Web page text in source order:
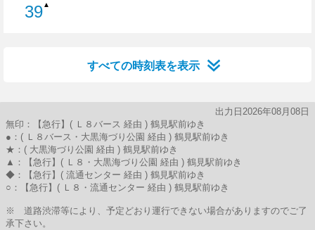
39▲
すべての時刻表を表示
出力日2026年08月08日
無印：【急行】( Ｌ８バース 経由 ) 鶴見駅前ゆき
●：( Ｌ８バース・大黒海づり公園 経由 ) 鶴見駅前ゆき
★：( 大黒海づり公園 経由 ) 鶴見駅前ゆき
▲：【急行】( Ｌ８・大黒海づり公園 経由 ) 鶴見駅前ゆき
◆：【急行】( 流通センター 経由 ) 鶴見駅前ゆき
○：【急行】( Ｌ８・流通センター 経由 ) 鶴見駅前ゆき
※ 道路渋滞等により、予定どおり運行できない場合がありますのでご了
承下さい。